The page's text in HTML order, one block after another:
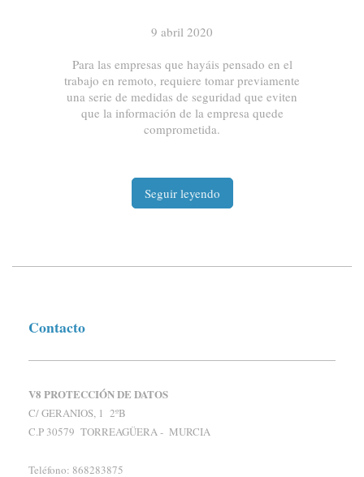
9 abril 2020
Para las empresas que hayáis pensado en el
trabajo en remoto, requiere tomar previamente
una serie de medidas de seguridad que eviten
que la información de la empresa quede
comprometida.
Seguir leyendo
Contacto
V8 PROTECCIÓN DE DATOS
C/ GERANIOS, 1 2ºB
C.P 30579 TORREAGÜERA - MURCIA
Teléfono: 868283875